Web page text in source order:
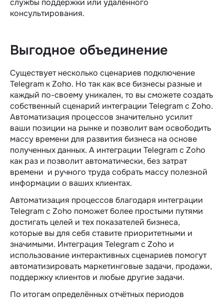
службы поддержки или удалённого
консультирования.
Выгодное объединение
Существует несколько сценариев подключение
Telegram к Zoho. Но так как все бизнесы разные и
каждый по-своему уникален, то вы сможете создать
собственный сценарий интеграции Telegram c Zoho.
Автоматизация процессов значительно усилит
ваши позиции на рынке и позволит вам освободить
массу времени для развития бизнеса на основе
полученных данных. А интеграции Telegram c Zoho
как раз и позволит автоматически, без затрат
времени и ручного труда собрать массу полезной
информации о ваших клиентах.
Автоматизация процессов благодаря интеграции
Telegram c Zoho поможет более простыми путями
достигать целей и тех показателей бизнеса,
которые вы для себя ставите приоритетными и
значимыми. Интеграция Telegram c Zoho и
использование интерактивных сценариев помогут
автоматизировать маркетинговые задачи, продажи,
поддержку клиентов и любые другие задачи.
По итогам определённых отчётных периодов